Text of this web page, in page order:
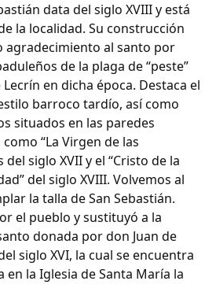
data del siglo XVIII y está
la localidad. Su construcción
agradecimiento al santo por
de la plaga de “peste”
en dicha época. Destaca el
barroco tardío, así como
situados en las paredes
“La Virgen de las
siglo XVII y el “Cristo de la
del siglo XVIII. Volvemos al
la talla de San Sebastián.
el pueblo y sustituyó a la
donada por don Juan de
siglo XVI, la cual se encuentra
la Iglesia de Santa María la